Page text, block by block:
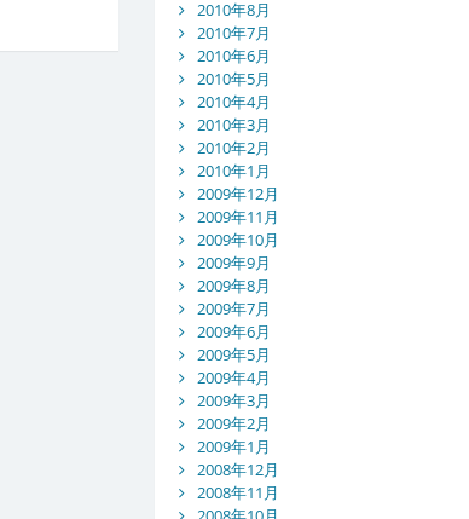
2010年8月
2010年7月
2010年6月
2010年5月
2010年4月
2010年3月
2010年2月
2010年1月
2009年12月
2009年11月
2009年10月
2009年9月
2009年8月
2009年7月
2009年6月
2009年5月
2009年4月
2009年3月
2009年2月
2009年1月
2008年12月
2008年11月